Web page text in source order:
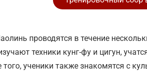
проводятся в течение
техники кунг-фу и цигун,
ученики также знакомятся с